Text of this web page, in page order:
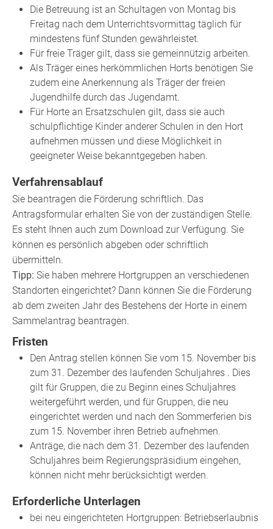
Die Betreuung ist an Schultagen von Montag bis
Freitag nach dem Unterrichtsvormittag täglich für
mindestens fünf Stunden gewährleistet.
Für freie Träger gilt, dass sie gemeinnützig arbeiten.
Als Träger eines herkömmlichen Horts benötigen Sie
zudem eine Anerkennung als Träger der freien
Jugendhilfe durch das Jugendamt.
Für Horte an Ersatzschulen gilt, dass sie auch
schulpflichtige Kinder anderer Schulen in den Hort
aufnehmen müssen und diese Möglichkeit in
geeigneter Weise bekanntgegeben haben.
Verfahrensablauf
Sie beantragen die Förderung schriftlich. Das
Antragsformular erhalten Sie von der zuständigen Stelle.
Es steht Ihnen auch zum Download zur Verfügung. Sie
können es persönlich abgeben oder schriftlich
übermitteln.
Tipp: Sie haben mehrere Hortgruppen an verschiedenen
Standorten eingerichtet? Dann können Sie die Förderung
ab dem zweiten Jahr des Bestehens der Horte in einem
Sammelantrag beantragen.
Fristen
Den Antrag stellen können Sie vom 15. November bis
zum 31. Dezember des laufenden Schuljahres . Dies
gilt für Gruppen, die zu Beginn eines Schuljahres
weitergeführt werden, und für Gruppen, die neu
eingerichtet werden und nach den Sommerferien bis
zum 15. November ihren Betrieb aufnehmen.
Anträge, die nach dem 31. Dezember des laufenden
Schuljahres beim Regierungspräsidium eingehen,
können nicht mehr berücksichtigt werden.
Erforderliche Unterlagen
bei neu eingerichteten Hortgruppen: Betriebserlaubnis